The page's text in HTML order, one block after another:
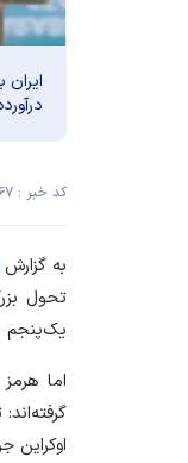
کد خبر : ۱۸۲۱۶۷
به
تحول
یک‌پنجم
اما